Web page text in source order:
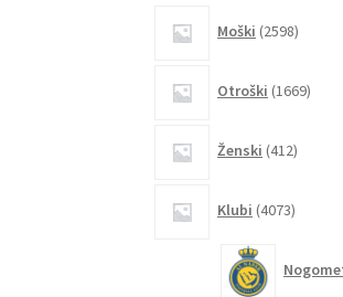
Moški 2598izdelkov
Otroški 1669
Ženski 412izdelkov
Klubi 4073izdelkov